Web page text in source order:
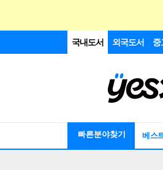
국내도서 외국도서 중
빠른분야찾기 베스